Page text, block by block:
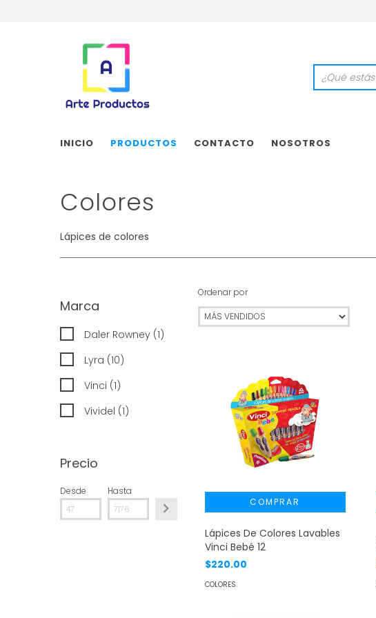
INICIO PRODUCTOS CONTACTO NOSOTROS
Colores
Lápices de colores
Marca
Daler Rowney (1)
Lyra (10)
Vinci (1)
Vividel (1)
Precio
Desde Hasta
Ordenar por
Lápices De Colores Lavables
Vinci Bebé 12
$220.00
COLORES